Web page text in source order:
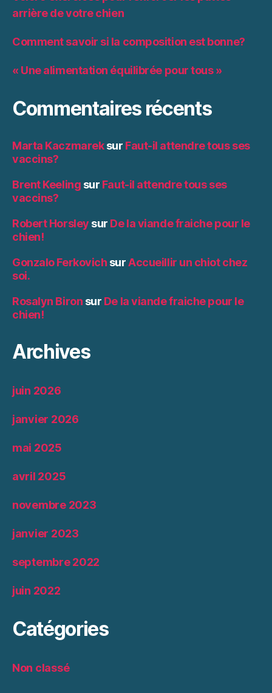
arrière de votre chien
Comment savoir si la composition est bonne?
« Une alimentation équilibrée pour tous »
Commentaires récents
Marta Kaczmareksur Faut-il attendre tous ses
vaccins?
Brent Keeling sur Faut-il attendre tous ses
vaccins?
Robert Horsley sur De la viande fraiche pour le
chien!
Gonzalo Ferkovich surAccueillir un chiot chez
soi.
Rosalyn Biron sur De la viande fraiche pour le
chien!
Archives
juin 2026
janvier 2026
mai 2025
avril 2025
novembre 2023
janvier 2023
septembre 2022
juin 2022
Catégories
Non classé